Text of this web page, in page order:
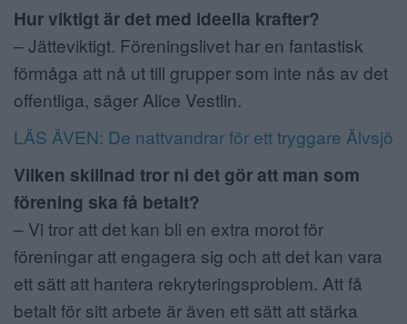
Hur viktigt är det med ideella krafter?
– Jätteviktigt. Föreningslivet har en fantastisk
förmåga att nå ut till grupper som inte nås av det
offentliga, säger Alice Vestlin.
LÄS ÄVEN: De nattvandrar för ett tryggare Älvsjö
Vilken skillnad tror ni det gör att man som
förening ska få betalt?
– Vi tror att det kan bli en extra morot för
föreningar att engagera sig och att det kan vara
ett sätt att hantera rekryteringsproblem. Att få
betalt för sitt arbete är även ett sätt att stärka